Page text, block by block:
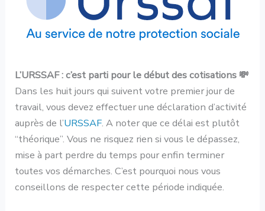
L’URSSAF : c’est parti pour le début des cotisations 💸
Dans les huit jours qui suivent votre premier jour de
travail, vous devez effectuer une déclaration d’activité
auprès de l’URSSAF. A noter que ce délai est plutôt
“théorique”. Vous ne risquez rien si vous le dépassez,
mise à part perdre du temps pour enfin terminer
toutes vos démarches. C’est pourquoi nous vous
conseillons de respecter cette période indiquée.